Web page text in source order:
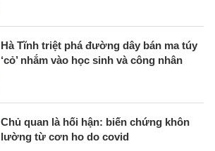
Hà Tĩnh triệt phá đường dây bán ma túy
‘cỏ’ nhắm vào học sinh và công nhân
Chủ quan là hối hận: biến chứng khôn
lường từ cơn ho do covid